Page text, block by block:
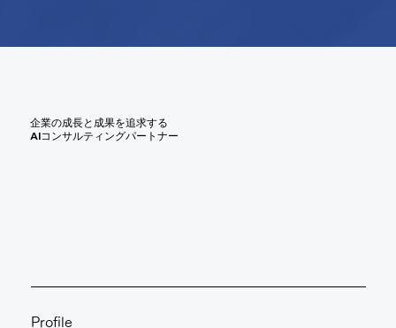
企業の成長と成果を追求する
AIコンサルティングパートナー
Profile